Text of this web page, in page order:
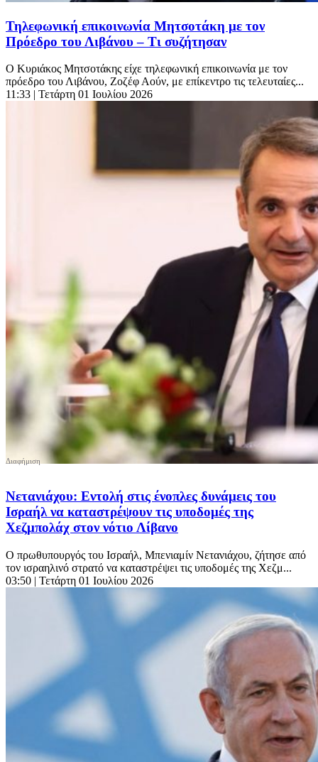
Τηλεφωνική επικοινωνία Μητσοτάκη με τον
Πρόεδρο του Λιβάνου – Τι συζήτησαν
Ο Κυριάκος Μητσοτάκης είχε τηλεφωνική επικοινωνία με τον
πρόεδρο του Λιβάνου, Ζοζέφ Αούν, με επίκεντρο τις τελευταίες...
11:33 | Τετάρτη 01 Ιουλίου 2026
Νετανιάχου: Εντολή στις ένοπλες δυνάμεις του
Ισραήλ να καταστρέψουν τις υποδομές της
Χεζμπολάχ στον νότιο Λίβανο
Ο πρωθυπουργός του Ισραήλ, Μπενιαμίν Νετανιάχου, ζήτησε από
τον ισραηλινό στρατό να καταστρέψει τις υποδομές της Χεζμ...
03:50 | Τετάρτη 01 Ιουλίου 2026